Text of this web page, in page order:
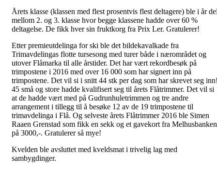
Årets klasse (klassen med flest prosentvis flest deltagere) ble i år
mellom 2. og 3. klasse hvor begge klassene hadde over 60 %
deltagelse. De fikk hver sin fruktkorg fra Prix Ler. Gratulerer!
Etter premieutdelinga for ski ble det bildekavalkade fra
Trimavdelingas flotte tursesong med turer både i nærområdet og
utover Flåmarka til alle årstider. Det har vært rekordbesøk på
trimpostene i 2016 med over 16 000 som har signert inn på
trimpostene. Det vil si i snitt 44 stk per dag som har skrevet seg
45 små og store hadde kvalifisert seg til årets Flåtrimmer. Det vil si
at de hadde vært med på Gudrunhuletrimmen og tre andre
arrangement i tillegg til å besøke 12 av de 19 trimpostene til
trimavdelinga i Flå. Og selveste årets Flåtrimmer 2016 ble Simen
Raaen Grenstad som fikk en sekk og et gavekort fra Melhusbanken
på 3000,-. Gratulerer så mye!
Kvelden ble avsluttet med kveldsmat i trivelig lag med
sambygdinger.